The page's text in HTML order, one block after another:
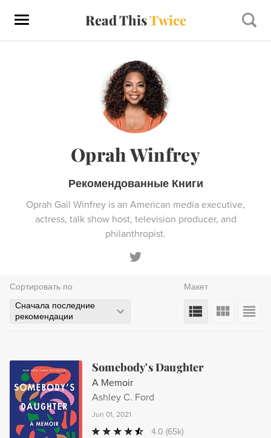
Read ThisTwice
Oprah Winfrey
Рекомендованные Книги
Oprah Gail Winfrey is an American media executive,
actress, talk show host, television producer, and
philanthropist.
Сортировать по
Сначала последние
рекомендации
Макет
Somebody's Daughter
A Memoir
Ashley C. Ford
Jun 01, 2021
4.0 (65k)